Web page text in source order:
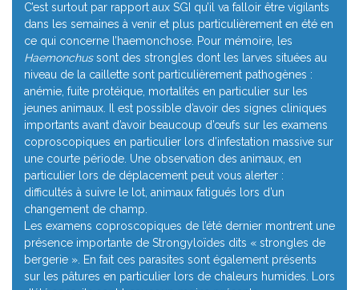
C’est surtout par rapport aux SGI qu’il va falloir être vigilants
dans les semaines à venir et plus particulièrement en été en
ce qui concerne l’haemonchose. Pour mémoire, les
Haemonchussont des strongles dont les larves situées au
niveau de la caillette sont particulièrement pathogènes :
anémie, fuite protéique, mortalités en particulier sur les
jeunes animaux. Il est possible d’avoir des signes cliniques
importants avant d’avoir beaucoup d’œufs sur les examens
coproscopiques en particulier lors d’infestation massive sur
une courte période. Une observation des animaux, en
particulier lors de déplacement peut vous alerter :
difficultés à suivre le lot, animaux fatigués lors d’un
changement de champ.
Les examens coproscopiques de l’été dernier montrent une
présence importante de Strongyloïdes dits « strongles de
bergerie ». En fait ces parasites sont également présents
sur les pâtures en particulier lors de chaleurs humides. Lors